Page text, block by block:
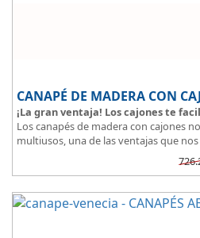
CANAPÉ DE MADERA CON
¡La gran ventaja! Los cajones te
Los canapés de madera con cajones
multiusos, una de las ventajas que
disponer y acceder a lo que tienes
quieras sin que entre polvo, así tus